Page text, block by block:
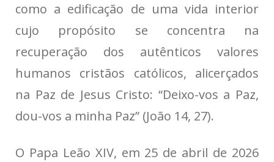
como a edificação de uma vida interior
cujo propósito se concentra na
recuperação dos autênticos valores
humanos cristãos católicos, alicerçados
na Paz de Jesus Cristo: “Deixo-vos a Paz,
dou-vos a minha Paz” (João 14, 27).
O Papa Leão XIV, em 25 de abril de 2026